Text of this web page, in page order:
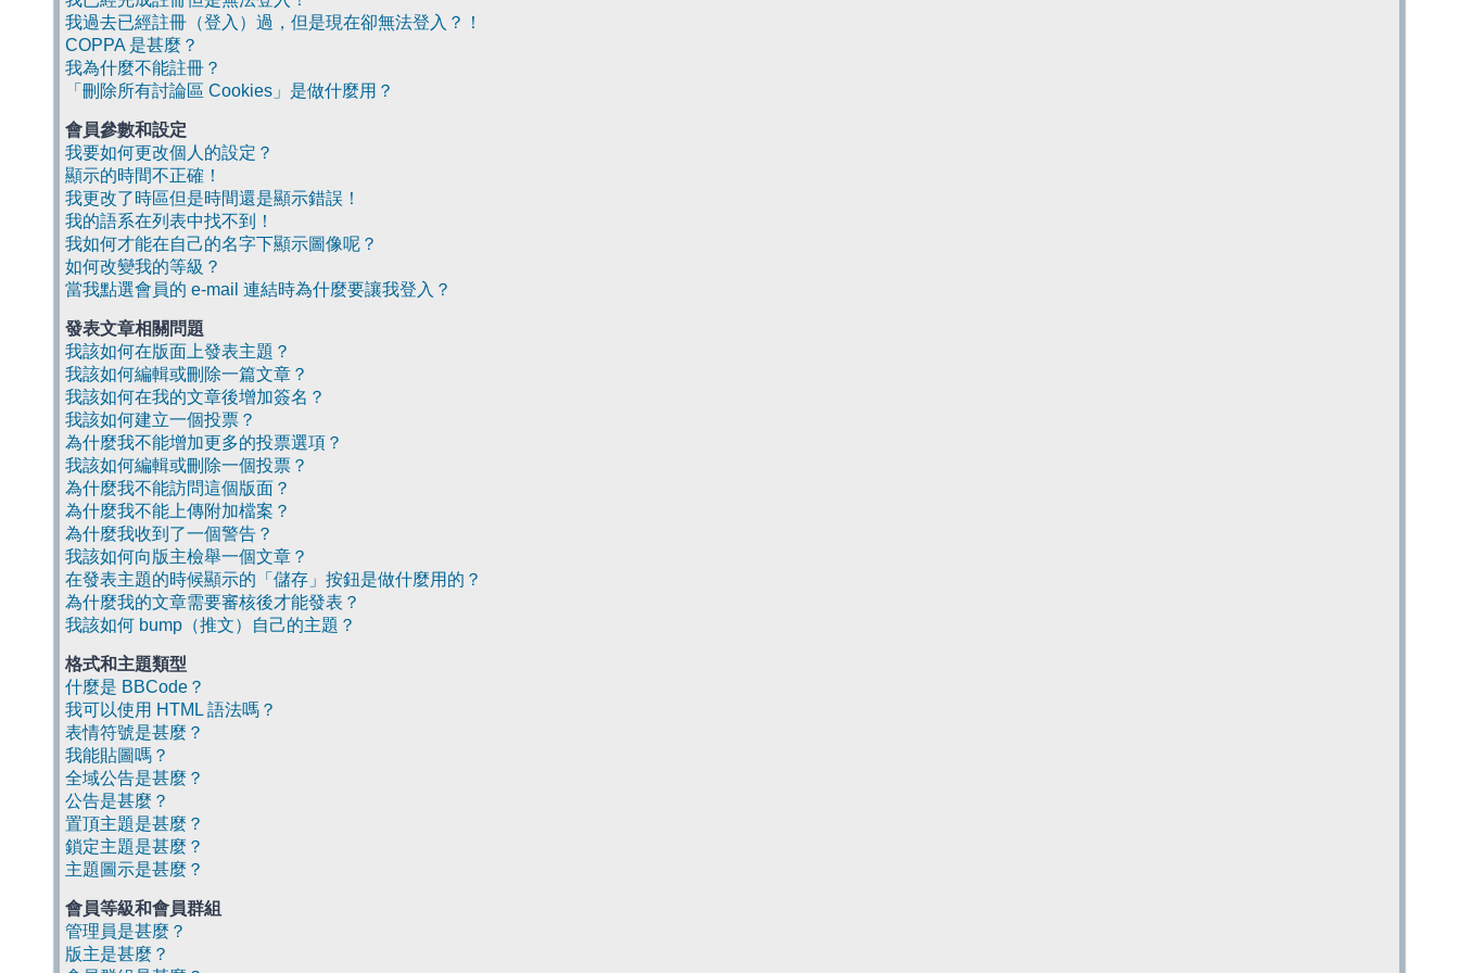
我過去已經註冊（登入）過，但是現在卻無法登入？！
COPPA 是甚麼？
我為什麼不能註冊？
「刪除所有討論區 Cookies」是做什麼用？
會員參數和設定
我要如何更改個人的設定？
顯示的時間不正確！
我更改了時區但是時間還是顯示錯誤！
我的語系在列表中找不到！
我如何才能在自己的名字下顯示圖像呢？
如何改變我的等級？
當我點選會員的 e-mail 連結時為什麼要讓我登入？
發表文章相關問題
我該如何在版面上發表主題？
我該如何編輯或刪除一篇文章？
我該如何在我的文章後增加簽名？
我該如何建立一個投票？
為什麼我不能增加更多的投票選項？
我該如何編輯或刪除一個投票？
為什麼我不能訪問這個版面？
為什麼我不能上傳附加檔案？
為什麼我收到了一個警告？
我該如何向版主檢舉一個文章？
在發表主題的時候顯示的「儲存」按鈕是做什麼用的？
為什麼我的文章需要審核後才能發表？
我該如何 bump（推文）自己的主題？
格式和主題類型
什麼是 BBCode？
我可以使用 HTML 語法嗎？
表情符號是甚麼？
我能貼圖嗎？
全域公告是甚麼？
公告是甚麼？
置頂主題是甚麼？
鎖定主題是甚麼？
主題圖示是甚麼？
會員等級和會員群組
管理員是甚麼？
版主是甚麼？